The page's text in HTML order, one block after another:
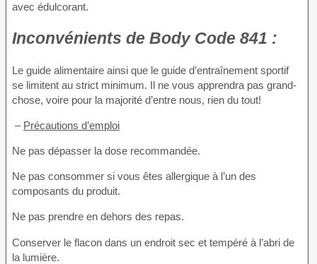
avec édulcorant.
Inconvénients de Body Code 841 :
Le guide alimentaire ainsi que le guide d’entraînement sportif
se limitent au strict minimum. Il ne vous apprendra pas grand-
chose, voire pour la majorité d’entre nous, rien du tout!
– Précautions d’emploi
Ne pas dépasser la dose recommandée.
Ne pas consommer si vous êtes allergique à l’un des
composants du produit.
Ne pas prendre en dehors des repas.
Conserver le flacon dans un endroit sec et tempéré à l’abri de
la lumière.